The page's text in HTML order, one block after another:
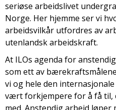
seriøse arbeidslivet
Norge. Her hjemme ser vi
arbeidsvilkår utfordres av
utenlandsk arbeidskraft.
At ILOs agenda for
som ett av
vi og hele den
vært forkjempere for å få til,